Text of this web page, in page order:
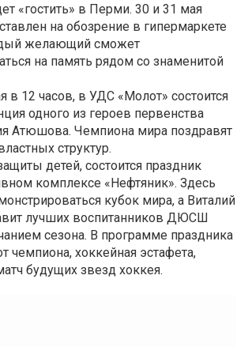
«гостить» в Перми. 30 и 31 мая
на обозрение в гипермаркете
желающий сможет
на память рядом со знаменитой
в 12 часов, в УДС «Молот» состоится
одного из героев первенства
Атюшова. Чемпиона мира поздравят
структур.
детей, состоится праздник
комплексе «Нефтяник». Здесь
кубок мира, а Виталий
лучших воспитанников ДЮСШ
сезона. В программе праздника
чемпиона, хоккейная эстафета,
будущих звезд хоккея.